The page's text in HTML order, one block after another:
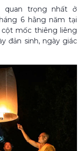
quan trọng nhất ở
6 hằng năm tại
cột mốc thiêng liêng
đản sinh, ngày giác